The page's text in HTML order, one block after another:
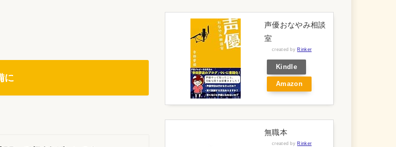
に
声優おなやみ相談
室
created by Rinker
Kindle
Amazon
無職本
created by Rinker